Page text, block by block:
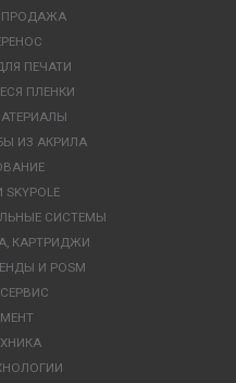
ПЕЧАТИ
ПЛЕНКИ
ИЗ АКРИЛА
СИСТЕМЫ
КАРТРИДЖИ
И POSM